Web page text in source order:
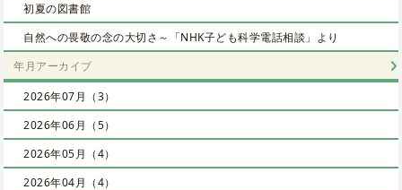
初夏の図書館
自然への畏敬の念の大切さ～「NHK子ども科学電話相談」より
年月アーカイブ
2026年07月（3）
2026年06月（5）
2026年05月（4）
2026年04月（4）